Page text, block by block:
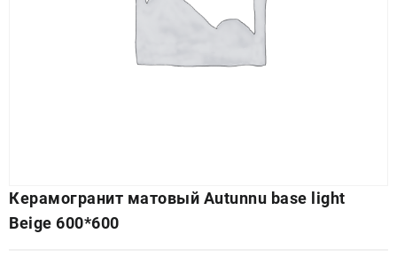
Керамогранит матовый Autunnu base light
Beige 600*600